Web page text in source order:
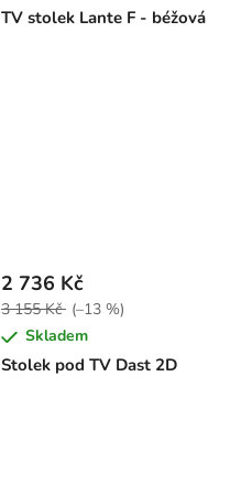
TV stolek Lante F - béžová
Stolek pod TV Dast 2D
2 736 Kč
3 155 Kč (–13 %)
Skladem